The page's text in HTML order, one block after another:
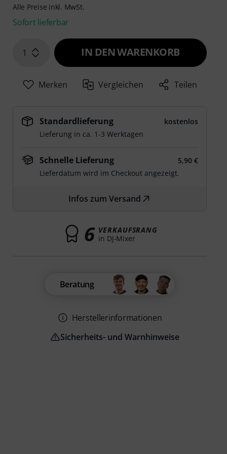
Alle Preise inkl. MwSt.
Sofort lieferbar
1 IN DEN WARENKORB
Merken Vergleichen Teilen
Standardlieferung
kostenlos
Lieferung in ca. 1-3 Werktagen
Schnelle Lieferung
5,90 €
Lieferdatum wird im Checkout angezeigt.
Infos zum Versand
6 VERKAUFSRANG
in DJ-Mixer
Beratung
Herstellerinformationen
Sicherheits- und Warnhinweise